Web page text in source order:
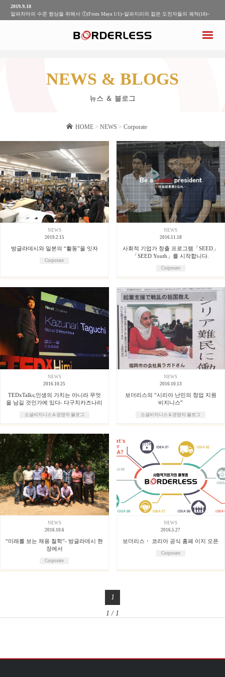
2019.9.18
알파차마의 수준 향상을 위해서 ①(From Maya 1/1)~알파지리의 젊은 도전자들의 궤적(18)~
2019.9.10
NEWS & BLOGS
뉴스 ＆ 블로그
HOME> NEWS > Corporate
NEWS
2019.2.15
방글라데시와 일본의 “활동”을 잇자
Corporate
NEWS
2016.11.18
사회적 기업가 창출 프로그램「SEED」
「SEED Youth」를 시작합니다.
Corporate
NEWS
2016.10.25
TEDxTalks;인생의 가치는 아니라 무엇
을 남길 것인가에 있다- 다구치카즈나리
소셜비지니스＆경영자 블로그
NEWS
2016.10.13
보더리스의 “시리아 난민의 창업 지원
비지니스”
소셜비지니스＆경영자 블로그
NEWS
2016.10.6
“미래를 보는 채용 철학”- 방글라데시 현
장에서
Corporate
NEWS
2016.5.27
보더리스・ 코리아 공식 홈페 이지 오픈
Corporate
1 / 1
1